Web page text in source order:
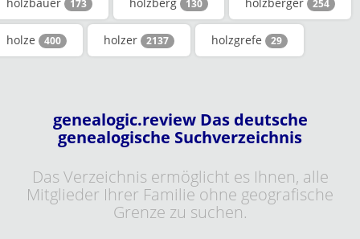
173 130 254
holze 400 holzer 2137 holzgrefe 29
genealogic.review Das deutsche
genealogische Suchverzeichnis
Das Verzeichnis ermöglicht es Ihnen, alle
Mitglieder Ihrer Familie ohne geografische
Grenze zu suchen.